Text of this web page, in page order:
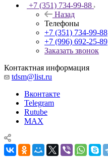
+7 (351) 734-99-88
Назад
Телефоны
+7 (351) 734-99-88
+7 (996) 692-25-89
Заказать звонок
Контактная информация
tdsm@list.ru
Вконтакте
Telegram
Rutube
MAX